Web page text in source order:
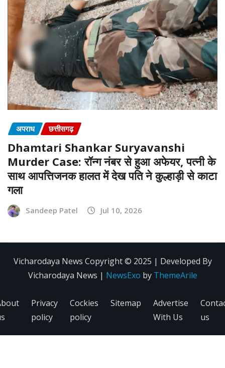
अपराध छत्तीसगढ़
Dhamtari Shankar Suryavanshi
Murder Case: रॉन्ग नंबर से हुआ अफेयर, पत्नी के
साथ आपत्तिजनक हालत में देख पति ने कुल्हाड़ी से काटा
गला
Sandeep Patel Jul 10, 2026
Vicharodaya News Copyright © 2025 | Developed By
Vicharodaya News | NewsExo by ThemeArile
Privacy
policy
Cockies
policy
Sitemap
Advertise
With Us
us